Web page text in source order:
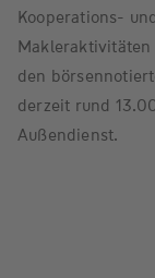
Kooperations-
den
derzeit rund
Außendienst.